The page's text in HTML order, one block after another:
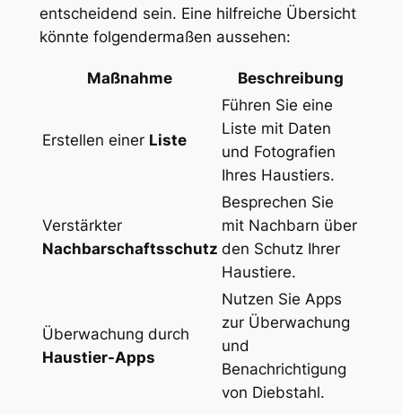
entscheidend sein. Eine hilfreiche Übersicht
könnte folgendermaßen aussehen:
Maßnahme Beschreibung
Erstellen einer Liste
Führen‍ Sie eine
Liste mit Daten
und Fotografien
Ihres Haustiers.
Verstärkter
Nachbarschaftsschutz
Besprechen Sie
mit Nachbarn über
​den Schutz Ihrer
Haustiere.
Überwachung⁣ durch
Haustier-Apps
Nutzen Sie Apps
zur Überwachung
und
Benachrichtigung
von Diebstahl.